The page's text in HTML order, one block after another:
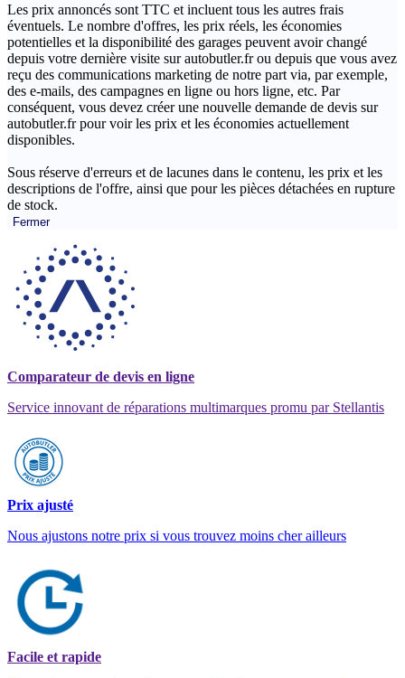
Les prix annoncés sont TTC et incluent tous les autres frais
éventuels. Le nombre d'offres, les prix réels, les économies
potentielles et la disponibilité des garages peuvent avoir changé
depuis votre dernière visite sur autobutler.fr ou depuis que vous avez
reçu des communications marketing de notre part via, par exemple,
des e-mails, des campagnes en ligne ou hors ligne, etc. Par
conséquent, vous devez créer une nouvelle demande de devis sur
autobutler.fr pour voir les prix et les économies actuellement
disponibles.
Sous réserve d'erreurs et de lacunes dans le contenu, les prix et les
descriptions de l'offre, ainsi que pour les pièces détachées en rupture
de stock.
Fermer
Comparateur de devis en ligne
Service innovant de réparations multimarques promu par Stellantis
Prix ajusté
Nous ajustons notre prix si vous trouvez moins cher ailleurs
Facile et rapide